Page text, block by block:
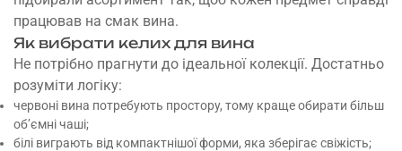
працював на смак вина.
Як вибрати келих для вина
Не потрібно прагнути до ідеальної колекції. Достатньо
розуміти логіку:
червоні вина потребують простору, тому краще обирати більш
об’ємні чаші;
білі виграють від компактнішої форми, яка зберігає свіжість;